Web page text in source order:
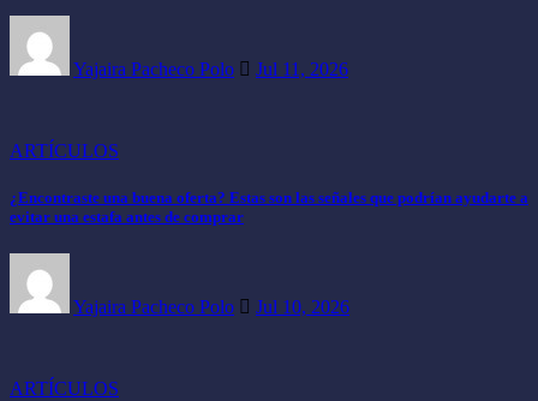
Yajaira Pacheco Polo Jul 11, 2026
ARTÍCULOS
¿Encontraste una buena oferta? Estas son las señales que podrían ayudarte a
evitar una estafa antes de comprar
Yajaira Pacheco Polo Jul 10, 2026
ARTÍCULOS